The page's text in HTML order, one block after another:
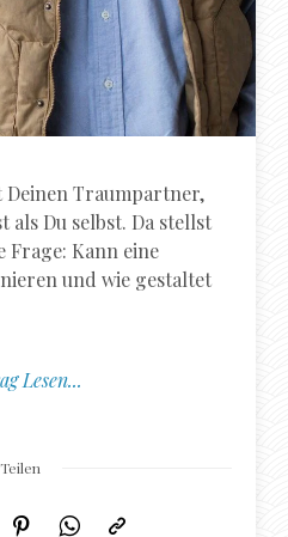
Traumpartner,
Du selbst. Da stellst
Frage: Kann eine
und wie gestaltet
Lesen...
Teilen